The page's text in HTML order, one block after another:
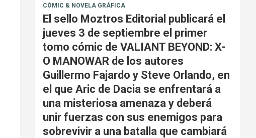
CÓMIC & NOVELA GRÁFICA
El sello Moztros Editorial publicará el
jueves 3 de septiembre el primer
tomo cómic de VALIANT BEYOND: X-
O MANOWAR de los autores
Guillermo Fajardo y Steve Orlando, en
el que Aric de Dacia se enfrentará a
una misteriosa amenaza y deberá
unir fuerzas con sus enemigos para
sobrevivir a una batalla que cambiará